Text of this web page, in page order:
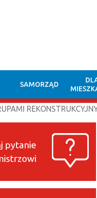
SAMORZĄD
pytanie